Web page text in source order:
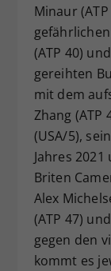
Minaur
(ATP 40)
gereihten
mit dem
Zhang (ATP
(USA/5),
Jahres
Briten
Alex
(ATP 47)
gegen den
kommt es